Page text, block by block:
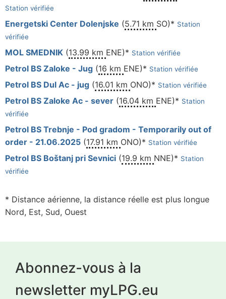
Station vérifiée
Energetski Center Dolenjske (5.71 km SO)* Station
vérifiée
MOL SMEDNIK (13.99 km ENE)* Station vérifiée
Petrol BS Zaloke - Jug (16 km ENE)* Station vérifiée
Petrol BS Dul Ac - jug (16.01 km ONO)* Station vérifiée
Petrol BS Zaloke Ac - sever (16.04 km ENE)* Station
vérifiée
Petrol BS Trebnje - Pod gradom - Temporarily out of
order - 21.06.2025 (17.91 km ONO)* Station vérifiée
Petrol BS Boštanj pri Sevnici (19.9 km NNE)* Station
vérifiée
* Distance aérienne, la distance réelle est plus longue
Nord, Est, Sud, Ouest
Abonnez-vous à la
newsletter myLPG.eu